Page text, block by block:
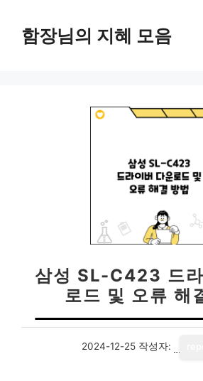
함장님의 지혜 모음
삼성 SL-C423 드
로드 및 오류 해
2024-12-25 작성자: